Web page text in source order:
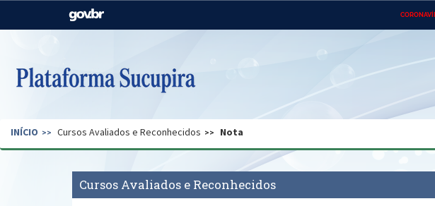
Casa Civil
Pecuária e Abastecimento
Ministério do
Regional
Secretaria de Governo Gabinete de Segurança Advocacia-Geral da
INÍCIO Cursos Avaliados e Reconhecidos Nota
Cursos Avaliados e Reconhecidos